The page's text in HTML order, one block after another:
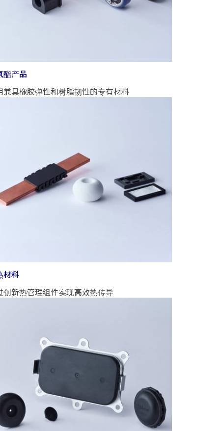
酯产品
兼具橡胶弹性和树脂韧性的专有材料
材料
创新热管理组件实现高效热传导